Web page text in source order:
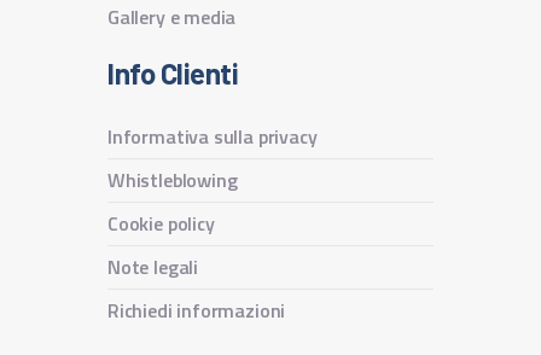
Gallery e media
Info Clienti
Informativa sulla privacy
Whistleblowing
Cookie policy
Note legali
Richiedi informazioni